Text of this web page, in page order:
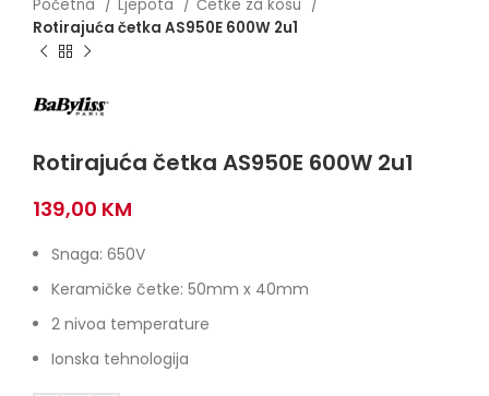
Početna Ljepota
Četke za kosu
Rotirajuća četka AS950E 600W 2u1
Rotirajuća četka AS950E 600W 2u1
139,00 KM
Snaga: 650V
Keramičke četke: 50mm x 40mm
2 nivoa temperature
Ionska tehnologija